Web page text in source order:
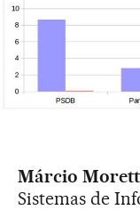
Márcio
Sistemas de